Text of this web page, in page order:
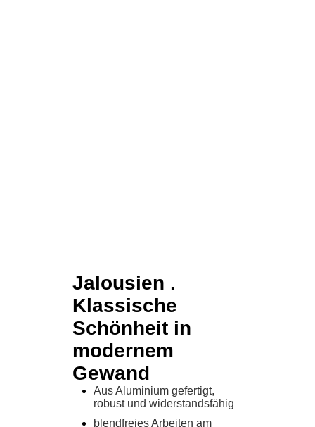
Jalousien .
Klassische
Schönheit in
modernem
Gewand
Aus Aluminium gefertigt,
robust und widerstandsfähig
blendfreies Arbeiten am